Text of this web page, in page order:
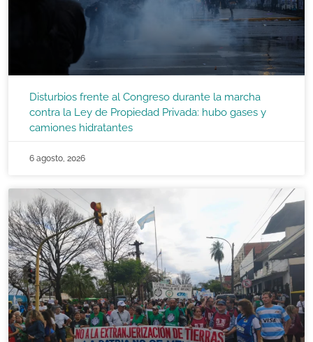
Disturbios frente al Congreso durante la marcha
contra la Ley de Propiedad Privada: hubo gases y
camiones hidratantes
6 agosto, 2026